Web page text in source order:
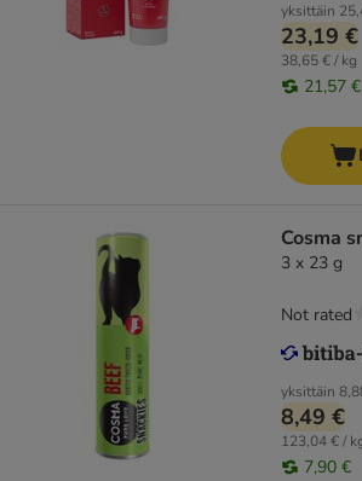
yksittäin
23,19 €
38,65 € / kg
21,57 €
Cosma
3 x 23 g
yksittäin
8,49 €
123,04 € /
7,90 €
Not rated